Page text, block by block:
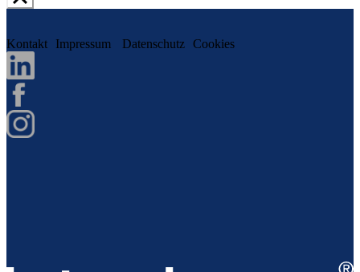
Kontakt Impressum Datenschutz Cookies